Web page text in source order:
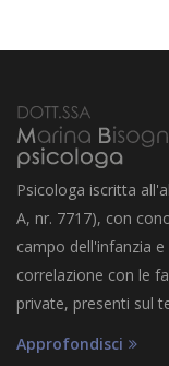
Psicologa iscritta
A, nr. 7717), con
campo dell'infanzia
correlazione con le
private, presenti sul
Approfondisci